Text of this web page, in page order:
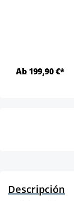
Ab 199,90 €*
Descripción